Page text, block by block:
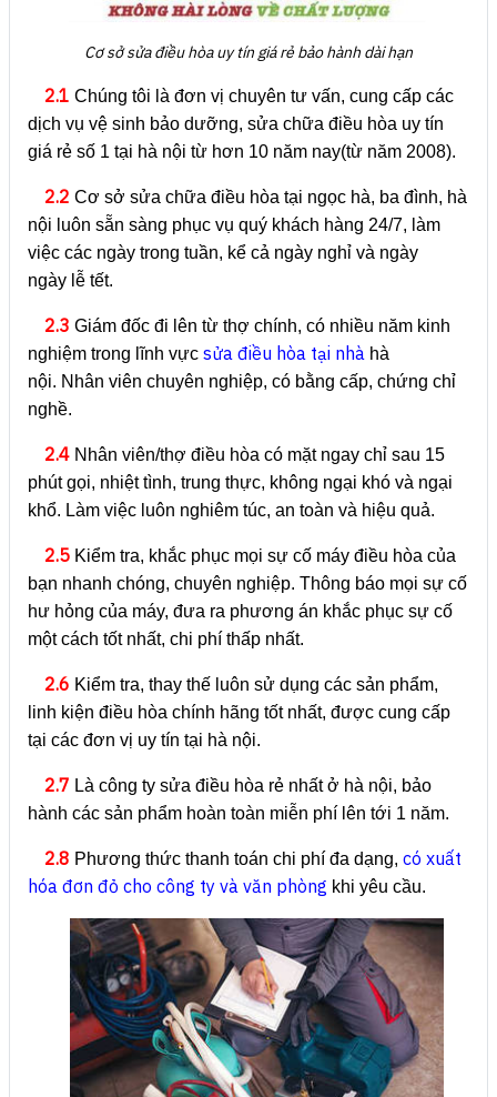
Cơ sở sửa điều hòa uy tín giá rẻ bảo hành dài hạn
2.1 Chúng tôi là đơn vị chuyên tư vấn, cung cấp các
dịch vụ vệ sinh bảo dưỡng, sửa chữa điều hòa uy tín
giá rẻ số 1 tại hà nội từ hơn 10 năm nay(từ năm 2008).
2.2 Cơ sở sửa chữa điều hòa tại ngọc hà, ba đình, hà
nội luôn sẵn sàng phục vụ quý khách hàng 24/7, làm
việc các ngày trong tuần, kể cả ngày nghỉ và ngày
ngày lễ tết.
2.3 Giám đốc đi lên từ thợ chính, có nhiều năm kinh
nghiệm trong lĩnh vực sửa điều hòa tại nhà hà
nội. Nhân viên chuyên nghiệp, có bằng cấp, chứng chỉ
nghề.
2.4 Nhân viên/thợ điều hòa có mặt ngay chỉ sau 15
phút gọi, nhiệt tình, trung thực, không ngại khó và ngại
khổ. Làm việc luôn nghiêm túc, an toàn và hiệu quả.
2.5 Kiểm tra, khắc phục mọi sự cố máy điều hòa của
bạn nhanh chóng, chuyên nghiệp. Thông báo mọi sự cố
hư hỏng của máy, đưa ra phương án khắc phục sự cố
một cách tốt nhất, chi phí thấp nhất.
2.6 Kiểm tra, thay thế luôn sử dụng các sản phẩm,
linh kiện điều hòa chính hãng tốt nhất, được cung cấp
tại các đơn vị uy tín tại hà nội.
2.7 Là công ty sửa điều hòa rẻ nhất ở hà nội, bảo
hành các sản phẩm hoàn toàn miễn phí lên tới 1 năm.
2.8 Phương thức thanh toán chi phí đa dạng, có xuất
hóa đơn đỏ cho công ty và văn phòng khi yêu cầu.